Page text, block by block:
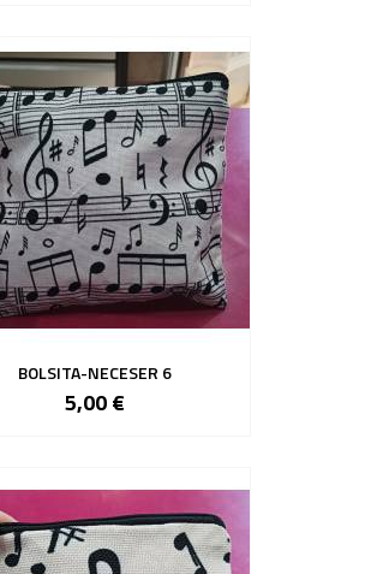
BOLSITA-NECESER 6
5,00 €